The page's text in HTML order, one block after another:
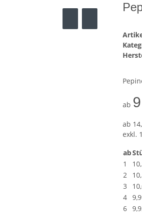
ab
ab
exkl.
ab
1
2
3
4
6